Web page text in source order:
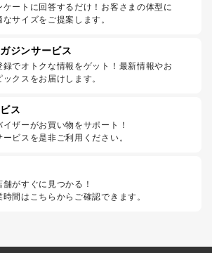
ケートに回答するだけ！お客さまの体型に
サイズをご提案します。
ジンサービス
録でオトクな情報をゲット！最新情報やお
クスをお届けします。
ス
ザーがお買い物をサポート！
ービスを是非ご利用ください。
舗がすぐに見つかる！
間はこちらからご確認できます。